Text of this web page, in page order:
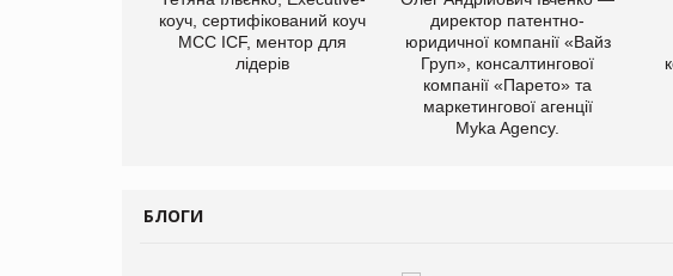
коуч, сертифікований коуч
МСС ICF, ментор для
лідерів
директор патентно-
юридичної компанії «Вайз
Груп», консалтингової
компанії «Парето» та
маркетингової агенції
Myka Agency.
БЛОГИ